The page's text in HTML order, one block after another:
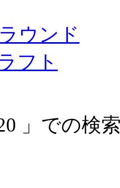
ウンド
フト
」での検